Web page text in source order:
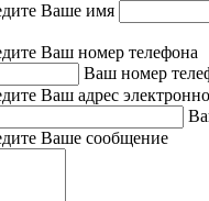
Ваше имя
Ваш номер телефона
Ваш номер
Ваш адрес
Ваше сообщение